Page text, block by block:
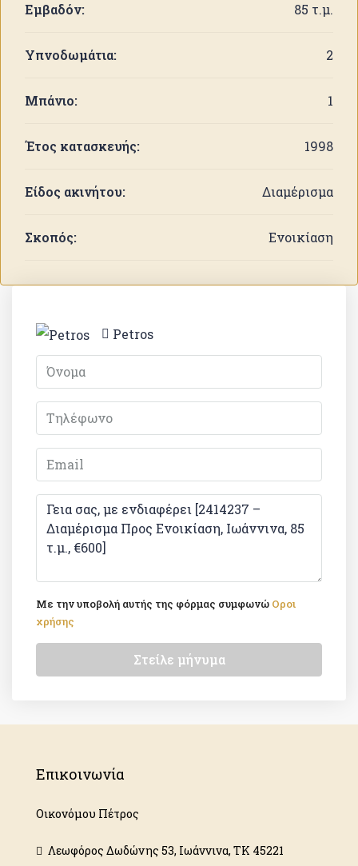
Εμβαδόν: 85 τ.μ.
Υπνοδωμάτια: 2
Μπάνιο: 1
Έτος κατασκευής: 1998
Είδος ακινήτου: Διαμέρισμα
Σκοπός: Ενοικίαση
Petros
Με την υποβολή αυτής της φόρμας συμφωνώ Οροι
χρήσης
Στείλε μήνυμα
Επικοινωνία
Οικονόμου Πέτρος
Λεωφόρος Δωδώνης 53, Ιωάννινα, ΤΚ 45221